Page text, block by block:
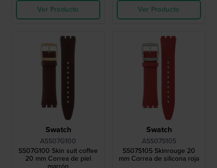
Ver Producto
Ver Producto
Swatch
ASS07G100
SS07G100 Skin suit coffee
20 mm Correa de piel
Swatch
ASS07S105
SS07S105 Skinrouge 20
mm Correa de silicona roja